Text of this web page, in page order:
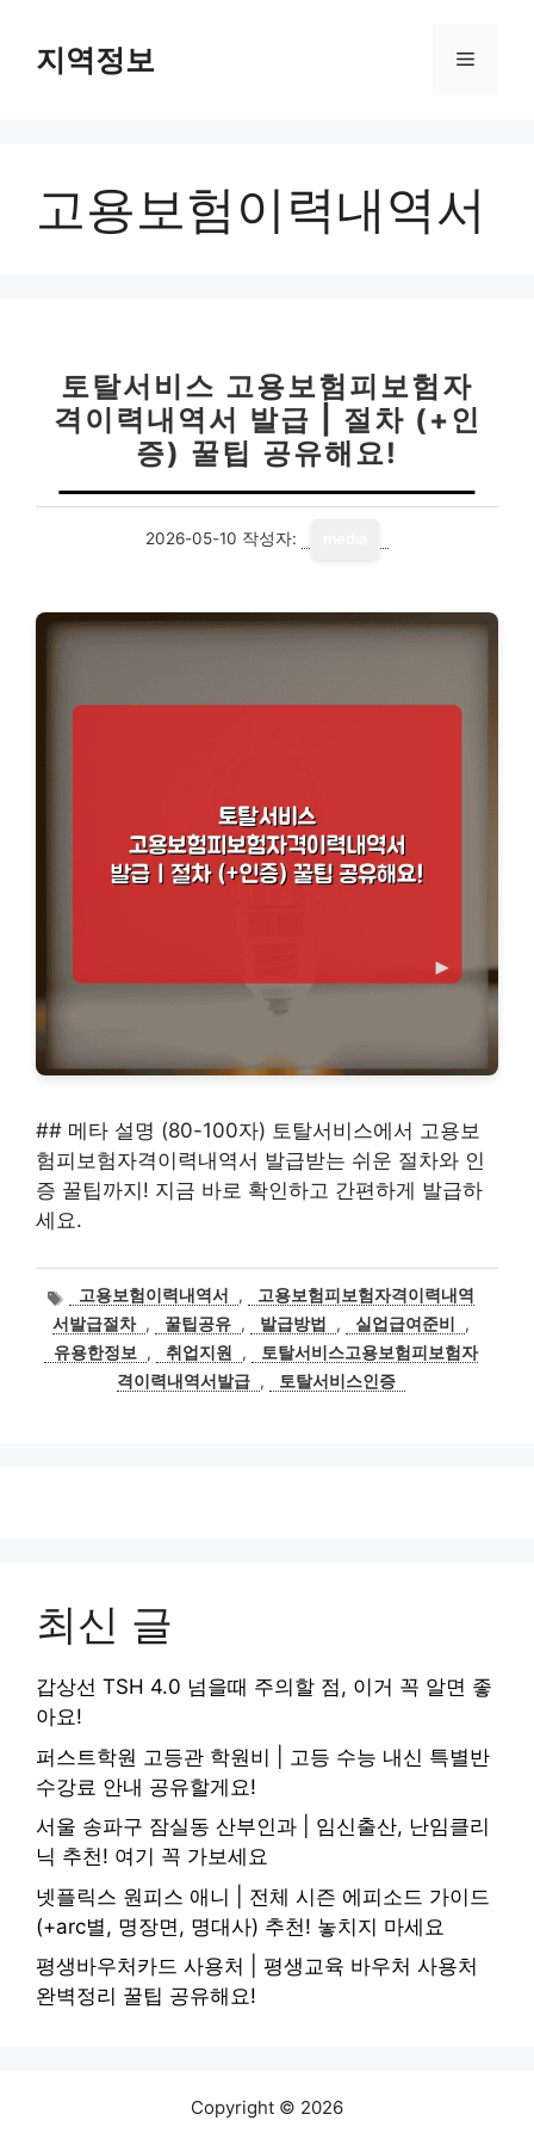
지역정보 메
고용보험이력내역서
토탈서비스 고용보험피보험자
격이력내역서 발급 | 절차 (+인
증) 꿀팁 공유해요!
2026-05-10 작성자:
## 메타 설명 (80-100자) 토탈서비스에서 고용보
험피보험자격이력내역서 발급받는 쉬운 절차와 인
증 꿀팁까지! 지금 바로 확인하고 간편하게 발급하
세요.
태
그
고용보험이력내역서 ,
고용보험피보험자격이력내역
서발급절차 , 꿀팁공유 , 발급방법 , 실업급여준비
,
유용한정보
, 취업지원 ,
토탈서비스고용보험피보험자
격이력내역서발급 , 토탈서비스인증
최신 글
갑상선 TSH 4.0 넘을때 주의할 점, 이거 꼭 알면 좋
아요!
퍼스트학원 고등관 학원비 | 고등 수능 내신 특별반
수강료 안내 공유할게요!
서울 송파구 잠실동 산부인과 | 임신출산, 난임클리
닉 추천! 여기 꼭 가보세요
넷플릭스 원피스 애니 | 전체 시즌 에피소드 가이드
(+arc별, 명장면, 명대사) 추천! 놓치지 마세요
평생바우처카드 사용처 | 평생교육 바우처 사용처
완벽정리 꿀팁 공유해요!
Copyright © 2026